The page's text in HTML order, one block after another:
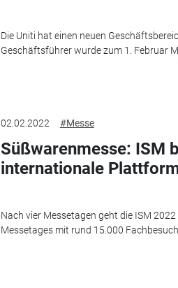
Die Uniti hat einen neuen
Geschäftsführer wurde zum 1. Februar
02.02.2022 #Messe
Süßwarenmesse: ISM
internationale
Nach vier Messetagen geht die ISM
Messetages mit rund 15.000